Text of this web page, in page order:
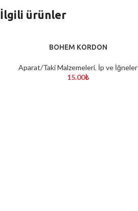
İlgili ürünler
BOHEM KORDON
Aparat/Taki Malzemeleri, İp ve İğneler
15.00₺